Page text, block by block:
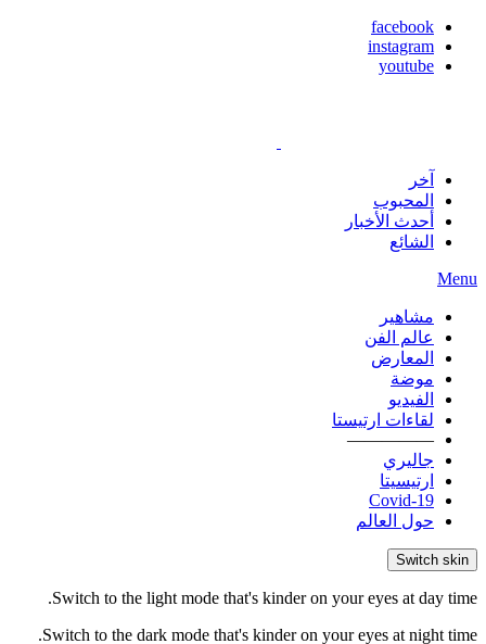
facebook
instagram
youtube
آخر
المحبوب
أحدث الأخبار
الشائع
Menu
مشاهير
عالم الفن
المعارض
موضة
الفيديو
لقاءات ارتيستا
—————
جاليري
ارتيسيتا
Covid-19
حول العالم
Switch skin
Switch to the light mode that's kinder on your eyes at day time.
Switch to the dark mode that's kinder on your eyes at night time.